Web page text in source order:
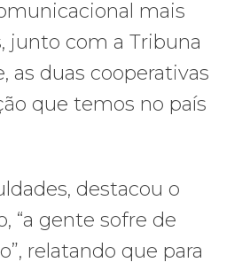
mais
junto com a Tribuna
as duas cooperativas
que temos no país
destacou o
“a gente sofre de
relatando que para